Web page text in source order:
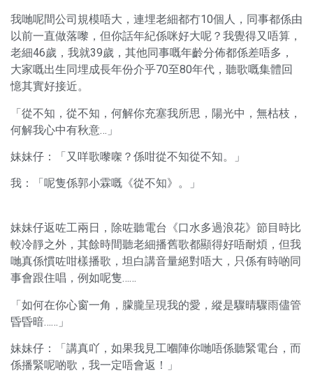
我哋呢間公司規模唔大，連埋老細都冇10個人，同事都係由
以前一直做落嚟，但你話年紀係咪好大呢？我覺得又唔算，
老細46歲，我就39歲，其他同事嘅年齡分佈都係差唔多，
大家嘅出生同埋成長年份介乎70至80年代，聽歌嘅集體回
憶其實好接近。
「從不知，從不知，何解你充塞我所思，陽光中，無枯枝，
何解我心中有秋意…」
妹妹仔：「又咩歌嚟㗎？係咁從不知從不知。」
我：「呢隻係郭小霖嘅《從不知》。」
妹妹仔返咗工兩日，除咗聽電台《口水多過浪花》節目時比
較冷靜之外，其餘時間聽老細播舊歌都顯得好唔耐煩，但我
哋真係慣咗咁樣播歌，坦白講音量絕對唔大，只係有時啲同
事會跟住唱，例如呢隻……
「如何在你心窗一角，朦朧呈現我的愛，縱是驟晴驟雨儘管
昏昏暗……」
妹妹仔：「講真吖，如果我見工嗰陣你哋唔係聽緊電台，而
係播緊呢啲歌，我一定唔會返！」